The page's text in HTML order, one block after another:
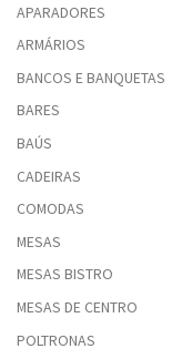
APARADORES
ARMÁRIOS
BANCOS E BANQUETAS
BARES
BAÚS
CADEIRAS
COMODAS
MESAS
MESAS BISTRO
MESAS DE CENTRO
POLTRONAS